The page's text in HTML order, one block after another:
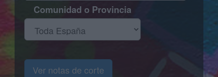
Comunidad o Provincia
Ver notas de corte